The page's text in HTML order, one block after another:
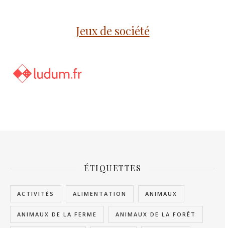
Jeux de société
ÉTIQUETTES
ACTIVITÉS ALIMENTATION ANIMAUX
ANIMAUX DE LA FERME ANIMAUX DE LA FORÊT